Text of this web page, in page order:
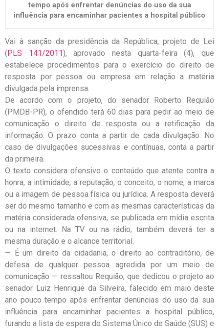
tempo após enfrentar denúncias do uso da sua
influência para encaminhar pacientes a hospital público
Vai à sanção da presidência da República, projeto de Lei
( PLS 141/2011 ), aprovado nesta quarta-feira (4), que
estabelece procedimentos para o exercício do direito de
resposta por pessoa ou empresa em relação a matéria
divulgada pela imprensa.
De acordo com o projeto, do senador Roberto Requião
(PMDB-PR), o ofendido terá 60 dias para pedir ao meio de
comunicação o direito de resposta ou a retificação da
informação. O prazo conta a partir de cada divulgação. No
caso de divulgações sucessivas e contínuas, conta a partir
da primeira.
O texto considera ofensivo o conteúdo que atente contra a
honra, a intimidade, a reputação, o conceito, o nome, a marca
ou a imagem de pessoa física ou jurídica. A resposta deverá
ser do mesmo tamanho e com as mesmas características da
matéria considerada ofensiva, se publicada em mídia escrita
ou na internet. Na TV ou na rádio, também deverá ter a
mesma duração e o alcance territorial.
— É um direito da cidadania, o direito ao contraditório, de
defesa de qualquer pessoa agredida por um meio de
comunicação — ressaltou Requião, que dedicou o projeto ao
senador Luiz Henrique da Silveira, falecido em maio deste
ano pouco tempo após enfrentar denúncias do uso da sua
influência para encaminhar pacientes a hospital público,
furando a lista de espera do Sistema Único de Saúde (SUS) e